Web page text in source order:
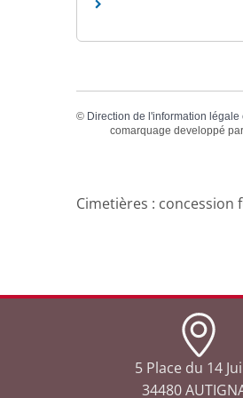
© Direction de l'information légale
comarquage developpé par
Cimetières : concession
5 Place du 14
34480